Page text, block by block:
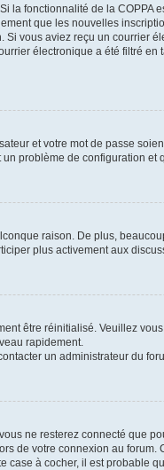
fonctionnalité de la
que les nouvelles
vous aviez reçu un courrier
électronique a été filtré
et votre mot de passe
problème de configuration et
raison. De plus,
plus activement aux
être réinitialisé. Veuillez
rapidement.
un administrateur du
ne resterez connecté que
de votre connexion au
à cocher, il est probable